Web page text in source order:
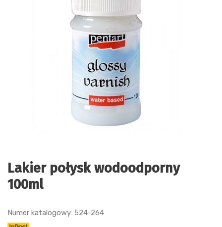
Lakier połysk wodoodporny
100ml
Numer katalogowy: 524-264